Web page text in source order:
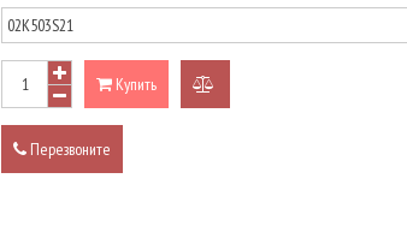
Купить
Перезвоните